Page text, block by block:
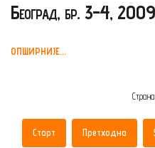
Београд, бр. 3-4,
ОПШИРНИЈЕ...
Старт Претходна